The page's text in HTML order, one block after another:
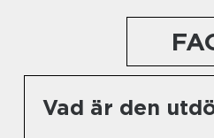
Vad är den